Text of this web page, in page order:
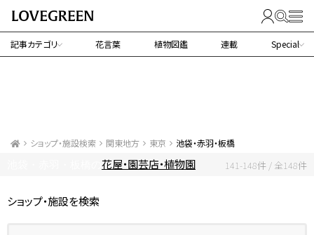
記事カテゴリ 花言葉 植物図鑑 連載 Special
ショップ・施設検索 関東地方 東京
池袋・赤羽・板橋
花屋・園芸店・植物園 141-148件 / 全148件
ショップ・施設を検索